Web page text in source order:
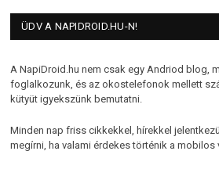
ÜDV A NAPIDROID.HU-N!
A NapiDroid.hu nem csak egy Andriod blog,
foglalkozunk, és az okostelefonok mellett
kütyüt igyekszünk bemutatni.
Minden nap friss cikkekkel, hírekkel
megírni, ha valami érdekes történik a mobilos